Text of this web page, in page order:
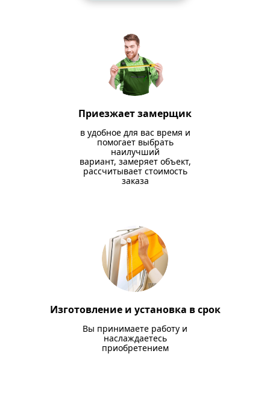
Приезжает замерщик
в удобное для вас время и
помогает выбрать
наилучший
вариант, замеряет объект,
рассчитывает стоимость
заказа
Изготовление и установка в срок
Вы принимаете работу и
наслаждаетесь
приобретением